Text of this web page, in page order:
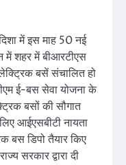
में इस माह 50 नई
में शहर में बीआरटीएस
बसें संचालित हो
ई-बस सेवा योजना के
बसों की सौगात
आईएसबीटी नायता
बस डिपो तैयार किए
सरकार द्वारा दी